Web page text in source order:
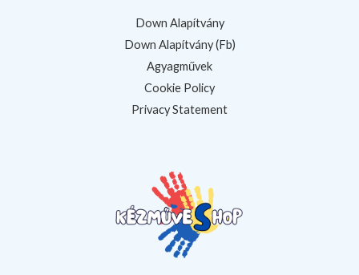
Down Alapítvány
Down Alapítvány (Fb)
Agyagművek
Cookie Policy
Privacy Statement